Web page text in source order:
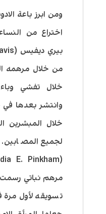
ومن ابرز باعة
اختراع من
من خلال مرهمه
وانتشر بعدها في
خلال المبشرين
لجميع
مرهم نباتي رسمت